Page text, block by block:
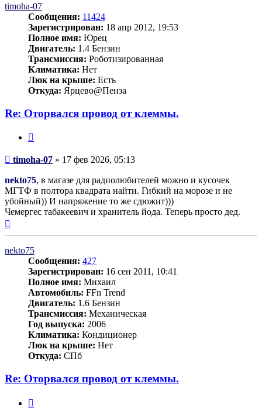
timoha-07
Сообщения: 11424
Зарегистрирован: 18 апр 2012, 19:53
Полное имя: Юрец
Двигатель: 1.4 Бензин
Трансмиссия: Роботизированная
Климатика: Нет
Люк на крыше: Есть
Откуда: Ярцево@Пенза
Re: Оторвался провод от клеммы.
Сообщение
timoha-07 » 17 фев 2026, 05:13
nekto75, в магазе для радиолюбителей можно и кусочек
МГТФ в полтора квадрата найти. Гибкий на морозе и не
убойный)) И напряжение то же сдюжит)))
Чемергес табакеевич и хранитель йода. Теперь просто дед.
nekto75
Сообщения: 427
Зарегистрирован: 16 сен 2011, 10:41
Полное имя: Михаил
Автомобиль: FFn Trend
Двигатель: 1.6 Бензин
Трансмиссия: Механическая
Год выпуска: 2006
Климатика: Кондиционер
Люк на крыше: Нет
Откуда: СПб
Re: Оторвался провод от клеммы.